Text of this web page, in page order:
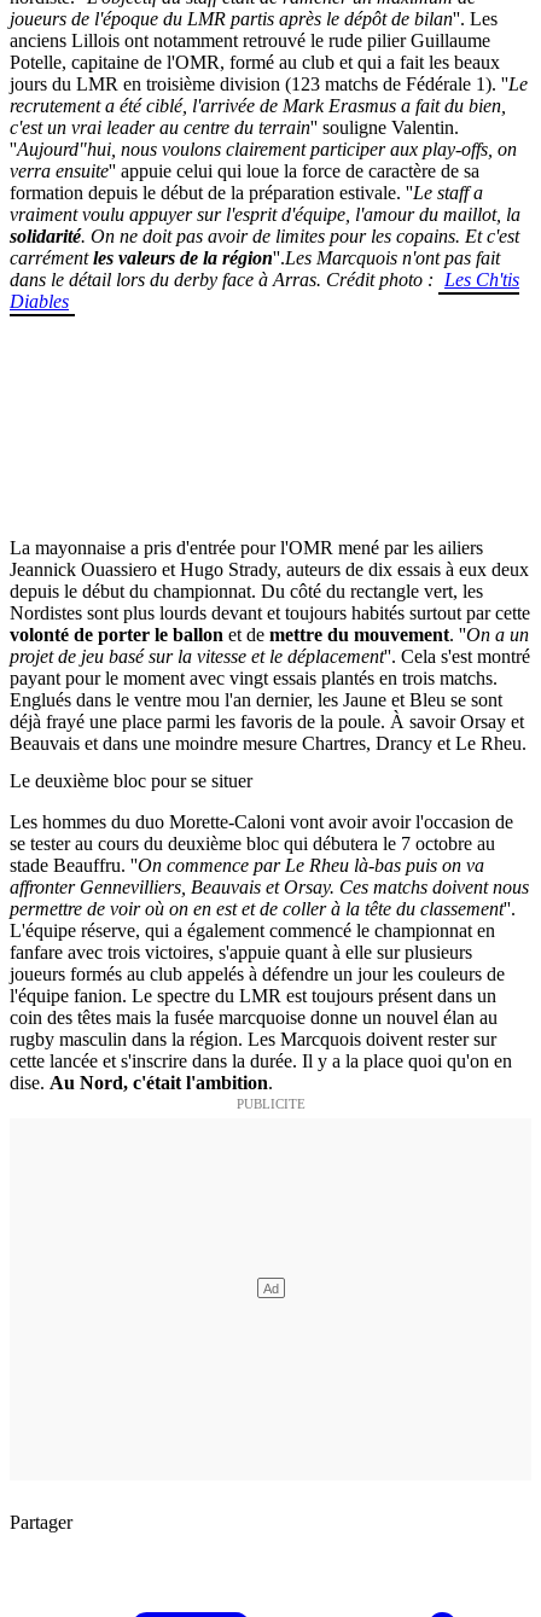
joueurs de l'époque du LMR partis après le dépôt de bilan''. Les
anciens Lillois ont notamment retrouvé le rude pilier Guillaume
Potelle, capitaine de l'OMR, formé au club et qui a fait les beaux
jours du LMR en troisième division (123 matchs de Fédérale 1). ''Le
recrutement a été ciblé, l'arrivée de Mark Erasmus a fait du bien,
c'est un vrai leader au centre du terrain'' souligne Valentin.
''Aujourd"hui, nous voulons clairement participer aux play-offs, on
verra ensuite'' appuie celui qui loue la force de caractère de sa
formation depuis le début de la préparation estivale. ''Le staff a
vraiment voulu appuyer sur l'esprit d'équipe, l'amour du maillot, la
solidarité. On ne doit pas avoir de limites pour les copains. Et c'est
carrémentles valeurs de la région''.Les Marcquois n'ont pas fait
dans le détail lors du derby face à Arras. Crédit photo :
Les Ch'tis
Diables
La mayonnaise a pris d'entrée pour l'OMR mené par les ailiers
Jeannick Ouassiero et Hugo Strady, auteurs de dix essais à eux deux
depuis le début du championnat. Du côté du rectangle vert, les
Nordistes sont plus lourds devant et toujours habités surtout par cette
volonté de porter le ballon et de mettre du mouvement. ''On a un
projet de jeu basé sur la vitesse et le déplacement''. Cela s'est montré
payant pour le moment avec vingt essais plantés en trois matchs.
Englués dans le ventre mou l'an dernier, les Jaune et Bleu se sont
déjà frayé une place parmi les favoris de la poule. À savoir Orsay et
Beauvais et dans une moindre mesure Chartres, Drancy et Le Rheu.
Le deuxième bloc pour se situer
Les hommes du duo Morette-Caloni vont avoir avoir l'occasion de
se tester au cours du deuxième bloc qui débutera le 7 octobre au
stade Beauffru. ''On commence par Le Rheu là-bas puis on va
affronter Gennevilliers, Beauvais et Orsay. Ces matchs doivent nous
permettre de voir où on en est et de coller à la tête du classement''.
L'équipe réserve, qui a également commencé le championnat en
fanfare avec trois victoires, s'appuie quant à elle sur plusieurs
joueurs formés au club appelés à défendre un jour les couleurs de
l'équipe fanion. Le spectre du LMR est toujours présent dans un
coin des têtes mais la fusée marcquoise donne un nouvel élan au
rugby masculin dans la région. Les Marcquois doivent rester sur
cette lancée et s'inscrire dans la durée. Il y a la place quoi qu'on en
dise. Au Nord, c'était l'ambition.
Partager